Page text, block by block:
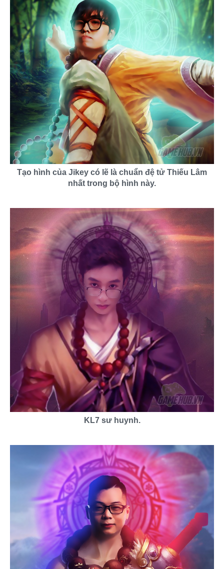
Tạo hình của Jikey có lẽ là chuẩn đệ tử Thiếu Lâm
nhất trong bộ hình này.
KL7 sư huynh.